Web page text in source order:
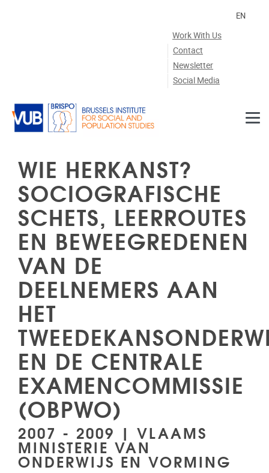
Work With Us
Contact
Newsletter
Social Media
EN
WIE HERKANST?
SOCIOGRAFISCHE
SCHETS, LEERROUTES
EN BEWEEGREDENEN
VAN DE
DEELNEMERS AAN
HET
EN DE CENTRALE
EXAMENCOMMISSIE
(OBPWO)
2007 - 2009 | VLAAMS
MINISTERIE VAN
ONDERWIJS EN VORMING